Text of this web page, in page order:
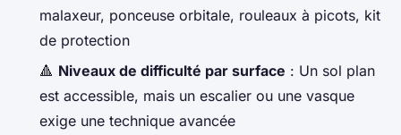
malaxeur, ponceuse orbitale, rouleaux à picots, kit
de protection
🔺 Niveaux de difficulté par surface : Un sol plan
est accessible, mais un escalier ou une vasque
exige une technique avancée